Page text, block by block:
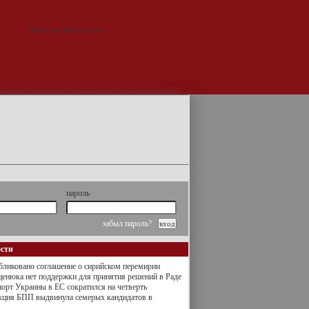
пароль
забыл пароль?
соглашение о сирийском перемирии
нет поддержки для принятия решений в Раде
Украины в ЕС сократился на четверть
БПП выдвинула семерых кандидатов в